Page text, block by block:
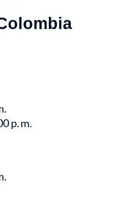
p. m.